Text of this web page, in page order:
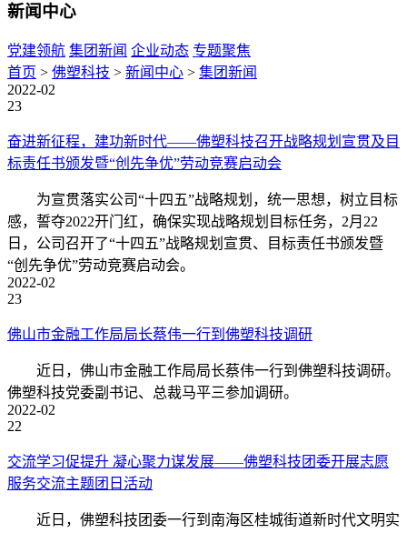
新闻中心
党建领航 集团新闻 企业动态 专题聚焦
首页 > 佛塑科技 > 新闻中心 > 集团新闻
2022-02
23
奋进新征程，建功新时代——佛塑科技召开战略规划宣贯及目
标责任书颁发暨“创先争优”劳动竞赛启动会
为宣贯落实公司“十四五”战略规划，统一思想，树立目标
感，誓夺2022开门红，确保实现战略规划目标任务，2月22
日，公司召开了“十四五”战略规划宣贯、目标责任书颁发暨
“创先争优”劳动竞赛启动会。
2022-02
23
佛山市金融工作局局长蔡伟一行到佛塑科技调研
近日，佛山市金融工作局局长蔡伟一行到佛塑科技调研。
佛塑科技党委副书记、总裁马平三参加调研。
2022-02
22
交流学习促提升 凝心聚力谋发展——佛塑科技团委开展志愿
服务交流主题团日活动
近日，佛塑科技团委一行到南海区桂城街道新时代文明实